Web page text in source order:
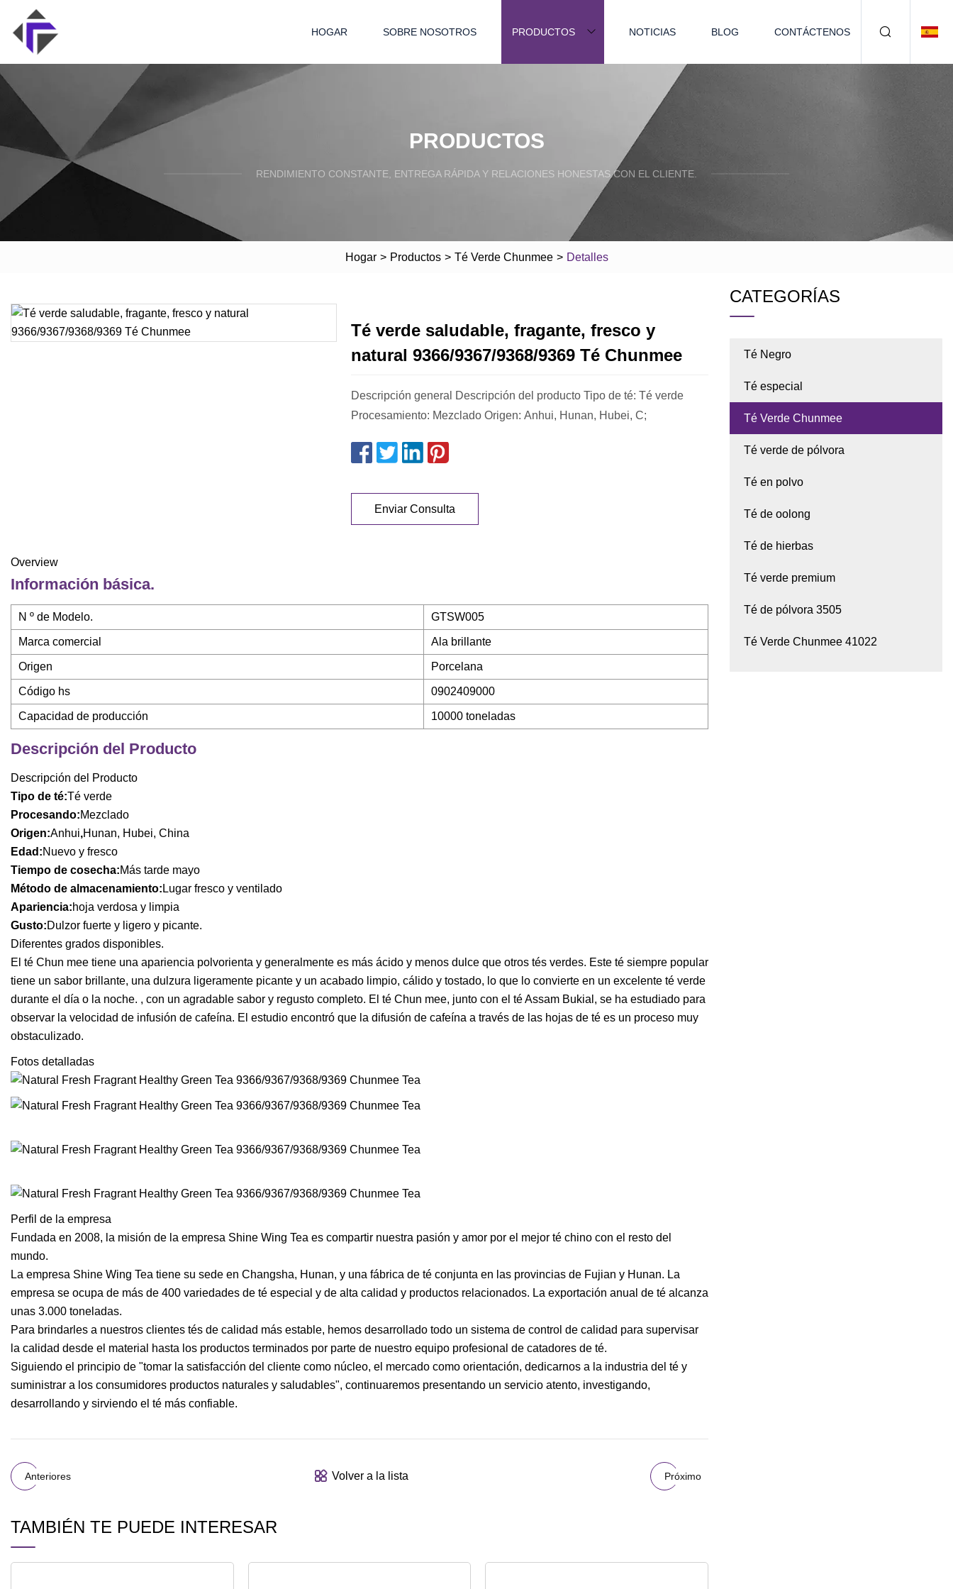
HOGAR SOBRE NOSOTROS PRODUCTOS NOTICIAS BLOG CONTÁCTENOS
PRODUCTOS
RENDIMIENTO CONSTANTE, ENTREGA RÁPIDA Y RELACIONES HONESTAS CON EL CLIENTE.
Hogar > Productos > Té Verde Chunmee > Detalles
Té verde saludable, fragante, fresco y
natural 9366/9367/9368/9369 Té Chunmee
Descripción general Descripción del producto Tipo de té: Té verde
Procesamiento: Mezclado Origen: Anhui, Hunan, Hubei, C;
Enviar Consulta
Overview
Información básica.
N º de Modelo. GTSW005
Marca comercial Ala brillante
Origen Porcelana
Código hs 0902409000
Capacidad de producción 10000 toneladas
Descripción del Producto
Descripción del Producto
Tipo de té:Té verde
Procesando:Mezclado
Origen:Anhui,Hunan, Hubei, China
Edad:Nuevo y fresco
Tiempo de cosecha:Más tarde mayo
Método de almacenamiento:Lugar fresco y ventilado
Apariencia:hoja verdosa y limpia
Gusto:Dulzor fuerte y ligero y picante.
Diferentes grados disponibles.
El té Chun mee tiene una apariencia polvorienta y generalmente es más ácido y menos dulce que otros tés verdes. Este té siempre popular
tiene un sabor brillante, una dulzura ligeramente picante y un acabado limpio, cálido y tostado, lo que lo convierte en un excelente té verde
durante el día o la noche. , con un agradable sabor y regusto completo. El té Chun mee, junto con el té Assam Bukial, se ha estudiado para
observar la velocidad de infusión de cafeína. El estudio encontró que la difusión de cafeína a través de las hojas de té es un proceso muy
obstaculizado.
Fotos detalladas
Perfil de la empresa
Fundada en 2008, la misión de la empresa Shine Wing Tea es compartir nuestra pasión y amor por el mejor té chino con el resto del
mundo.
La empresa Shine Wing Tea tiene su sede en Changsha, Hunan, y una fábrica de té conjunta en las provincias de Fujian y Hunan. La
empresa se ocupa de más de 400 variedades de té especial y de alta calidad y productos relacionados. La exportación anual de té alcanza
unas 3.000 toneladas.
Para brindarles a nuestros clientes tés de calidad más estable, hemos desarrollado todo un sistema de control de calidad para supervisar
la calidad desde el material hasta los productos terminados por parte de nuestro equipo profesional de catadores de té.
Siguiendo el principio de "tomar la satisfacción del cliente como núcleo, el mercado como orientación, dedicarnos a la industria del té y
suministrar a los consumidores productos naturales y saludables", continuaremos presentando un servicio atento, investigando,
desarrollando y sirviendo el té más confiable.
Anteriores Volver a la lista Próximo
TAMBIÉN TE PUEDE INTERESAR
CATEGORÍAS
Té Negro
Té especial
Té Verde Chunmee
Té verde de pólvora
Té en polvo
Té de oolong
Té de hierbas
Té verde premium
Té de pólvora 3505
Té Verde Chunmee 41022